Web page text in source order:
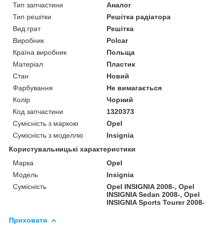
Тип запчастини
Аналог
Тип решітки
Решітка радіатора
Вид грат
Решітка
Виробник
Polcar
Країна виробник
Польща
Матеріал
Пластик
Стан
Новий
Фарбування
Не вимагається
Колір
Чорний
Код запчастини
1320373
Сумісність з маркою
Opel
Сумісність з моделлю
Insignia
Користувальницькі характеристики
Марка
Opel
Модель
Insignia
Сумісність
Opel INSIGNIA 2008-, Opel
INSIGNIA Sedan 2008-, Opel
INSIGNIA Sports Tourer 2008-
Приховати